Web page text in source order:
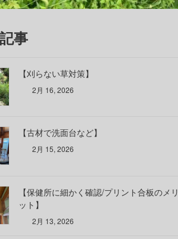
事
【刈らない草対策】
2月 16, 2026
【古材で洗面台など】
2月 15, 2026
【保健所に細かく確認/プリント合板のメリ
ット】
2月 13, 2026